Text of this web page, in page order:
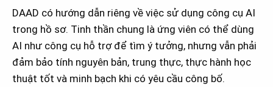
DAAD có hướng dẫn riêng về việc sử dụng công cụ AI
trong hồ sơ. Tinh thần chung là ứng viên có thể dùng
AI như công cụ hỗ trợ để tìm ý tưởng, nhưng vẫn phải
đảm bảo tính nguyên bản, trung thực, thực hành học
thuật tốt và minh bạch khi có yêu cầu công bố.